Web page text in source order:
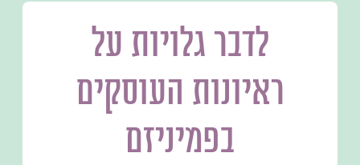
לדבר גלויות על
ראיונות העוסקים
בפמיניזם